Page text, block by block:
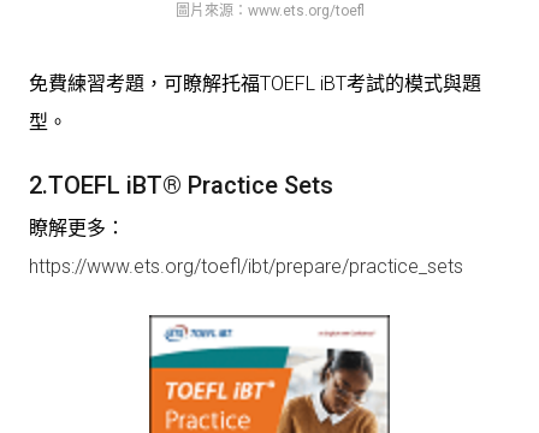
圖片來源：www.ets.org/toefl
免費練習考題，可瞭解托福TOEFL iBT考試的模式與題
型。
2.TOEFL iBT® Practice Sets
瞭解更多：
https://www.ets.org/toefl/ibt/prepare/practice_sets